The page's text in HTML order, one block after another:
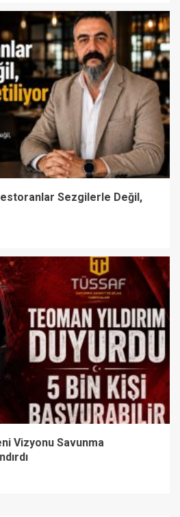
Sezgilerle Değil,
Vizyonu Savunma